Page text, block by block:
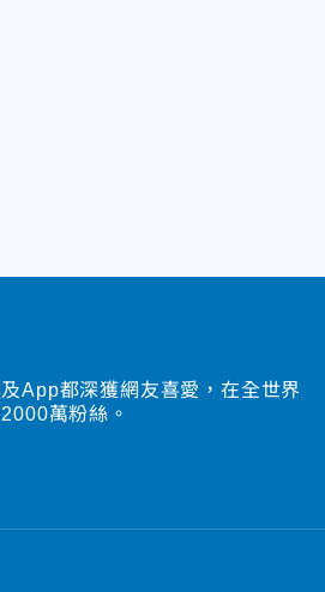
App都深獲網友喜愛，在全世界
萬粉絲。